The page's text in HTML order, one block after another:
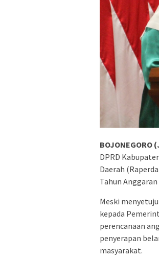
BOJONEGORO
DPRD
Daerah
Tahun Anggaran
Meski
kepada
perencanaan
penyerapan
masyarakat.